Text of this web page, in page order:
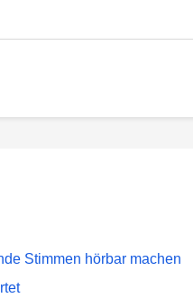
Stimmen hörbar machen